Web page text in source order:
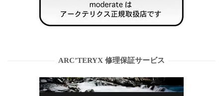
ARC’TERYX 修理保証サービス